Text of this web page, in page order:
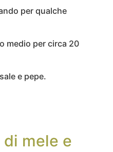
per qualche
medio per circa 20
e pepe.
mele e